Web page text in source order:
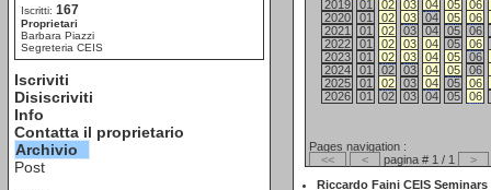
Iscritti: 167
Proprietari
Barbara Piazzi
Segreteria CEIS
Iscriviti
Disiscriviti
Info
Contatta il proprietario
Archivio
Post
2019
01 02 03 04 05
06
2020
01 02 03 04 05
06
2021
01 02 03 04 05
06
2022
01 02 03 04 05
06
2023
01 02 03 04 05
06
2024
01 02 03 04 05
06
2025
01 02 03 04 05
06
2026
01 02 03 04 05 06
Pages navigation :
<<
< pagina # 1 / 1
>
Riccardo Faini CEIS